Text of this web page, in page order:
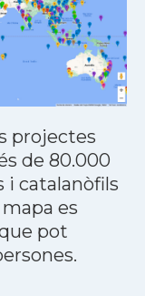
projectes
de 80.000
i catalanòfils
es
pot